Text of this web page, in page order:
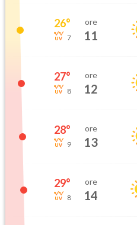
26°
7
ore
11
27°
8
ore
12
28°
9
ore
13
29°
8
ore
14